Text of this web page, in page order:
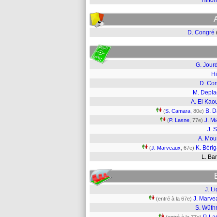
D. Congré
G.
D.
M.
A. El
(S. Camara , 80e) B.
(P. Lasne , 77e) J.
J.
A.
(J. Marveaux , 67e) K.
L.
J.
(entré à la 67e) J.
S.